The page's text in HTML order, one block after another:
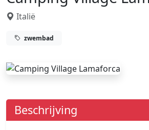
Italië
zwembad
Beschrijving